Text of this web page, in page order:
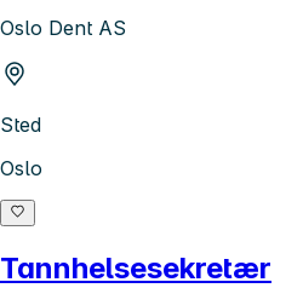
Oslo Dent AS
Sted
Oslo
Tannhelsesekretær